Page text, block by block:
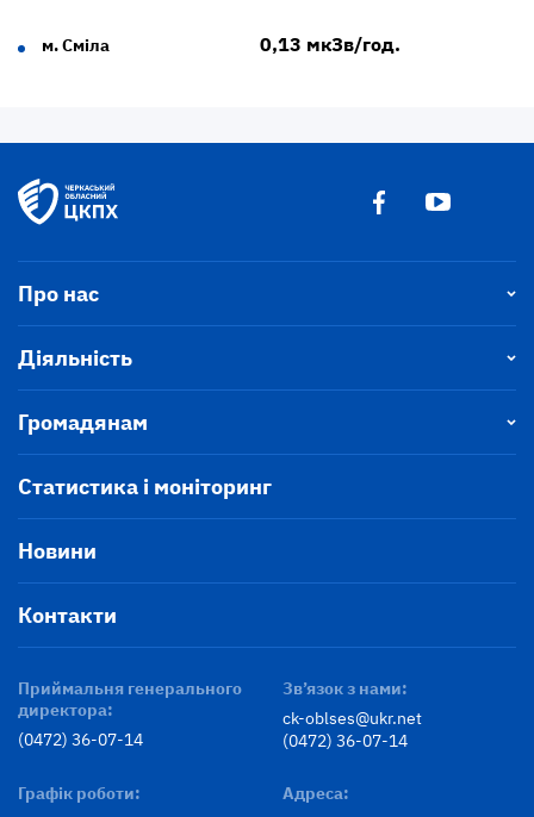
м. Сміла 0,13 мкЗв/год.
Про нас
Діяльність
Громадянам
Статистика і моніторинг
Новини
Контакти
Приймальня генерального
директора:
(0472) 36-07-14
Зв’язок з нами:
ck-oblses@ukr.net
(0472) 36-07-14
Графік роботи:
Адреса: